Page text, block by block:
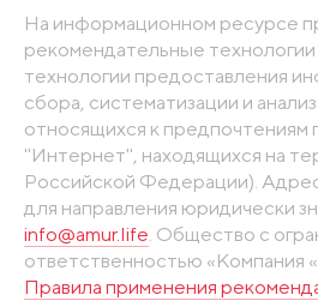
На информационном ресурсе
рекомендательные
технологии предоставления
сбора, систематизации и
относящихся к предпочтениям
"Интернет", находящихся на
Российской Федерации).
для направления юридически
info@amur.life . Общество с
ответственностью «Компания
Правила применения